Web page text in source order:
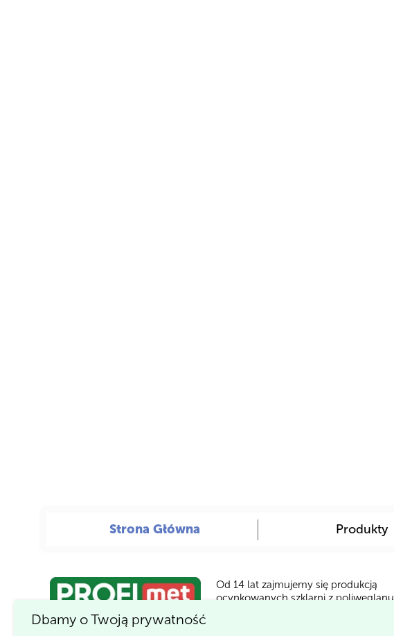
Od 14 lat zajmujemy się produkcją
ocynkowanych szklarni z poliwęglanu
Strona Główna Produkty
Dbamy o Twoją prywatność